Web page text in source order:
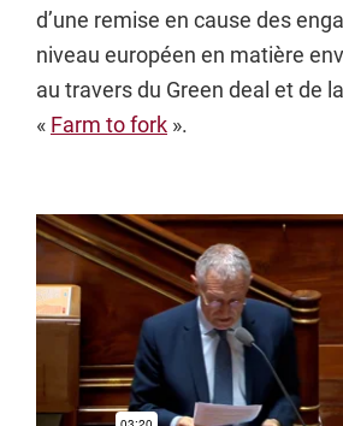
d’une remise en cause des
niveau européen en matière
au travers du Green deal et de
« Farm to fork ».